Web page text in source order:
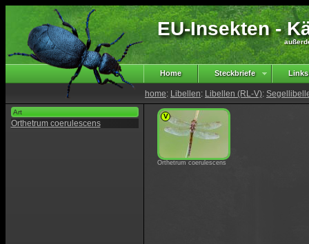
EU-Insekten -
Home Steckbriefe Links
home: Libellen: Libellen (RL-V):
Art
Orthetrum coerulescens
V
Orthetrum coerulescens